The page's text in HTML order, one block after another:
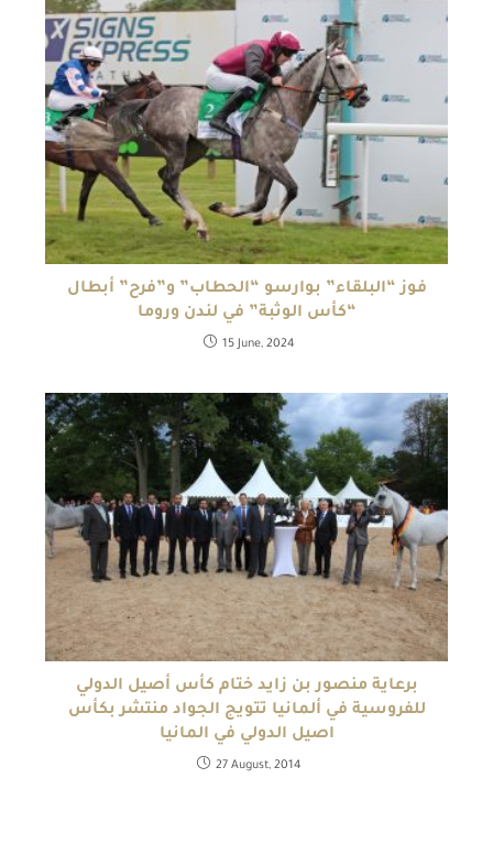
فوز “البلقاء” بوارسو “الحطاب” و”فرح” أبطال
“كأس الوثبة” في لندن وروما
15 June, 2024
برعاية منصور بن زايد ختام كأس أصيل الدولي
للفروسية في ألمانيا تتويج الجواد منتشر بكأس
اصيل الدولي في المانيا
27 August, 2014